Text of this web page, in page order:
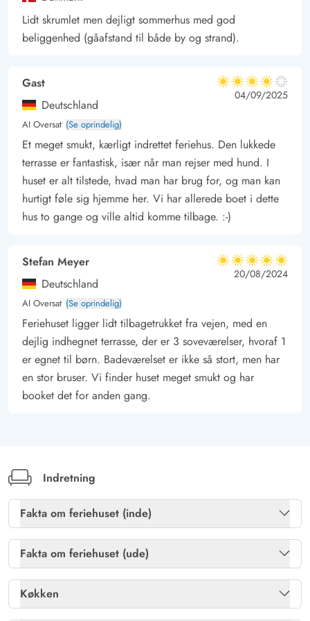
up året rundt.
Lidt skrumlet men dejligt sommerhus med god
beliggenhed (gåafstand til både by og strand).
Gast
Deutschland
AI Oversat (Se oprindelig)
4 ud af 5
4 ud af 5
4 out of 5
04/09/2025
Et meget smukt, kærligt indrettet feriehus. Den lukkede
terrasse er fantastisk, især når man rejser med hund. I
huset er alt tilstede, hvad man har brug for, og man kan
hurtigt føle sig hjemme her. Vi har allerede boet i dette
hus to gange og ville altid komme tilbage. :-)
Stefan Meyer
Deutschland
AI Oversat (Se oprindelig)
5 ud af 5
5 ud af 5
5 out of 5
20/08/2024
Feriehuset ligger lidt tilbagetrukket fra vejen, med en
dejlig indhegnet terrasse, der er 3 soveværelser, hvoraf 1
er egnet til børn. Badeværelset er ikke så stort, men har
en stor bruser. Vi finder huset meget smukt og har
booket det for anden gang.
Indretning
Fakta om feriehuset (inde)
Brændeovn
Ja
Sauna Ja
Fakta om feriehuset (ude)
Havemøbler
Ja
Køkken